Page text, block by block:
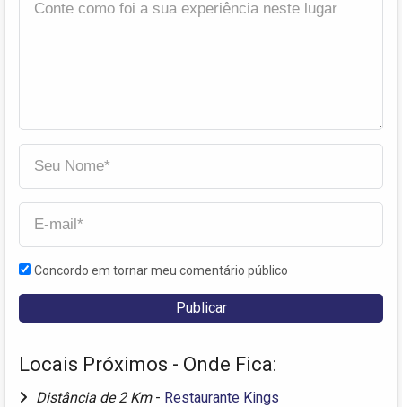
Concordo em tornar meu comentário público
Locais Próximos - Onde Fica:
Distância de 2 Km - Restaurante Kings